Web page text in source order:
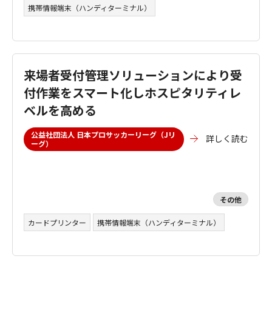
携帯情報端末（ハンディターミナル）
来場者受付管理ソリューションにより受
付作業をスマート化しホスピタリティレ
ベルを高める
公益社団法人 日本プロサッカーリーグ（Jリ
ーグ）
詳しく読む
その他
カードプリンター 携帯情報端末（ハンディターミナル）